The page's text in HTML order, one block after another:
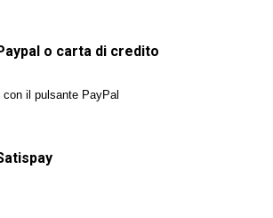
o carta di credito